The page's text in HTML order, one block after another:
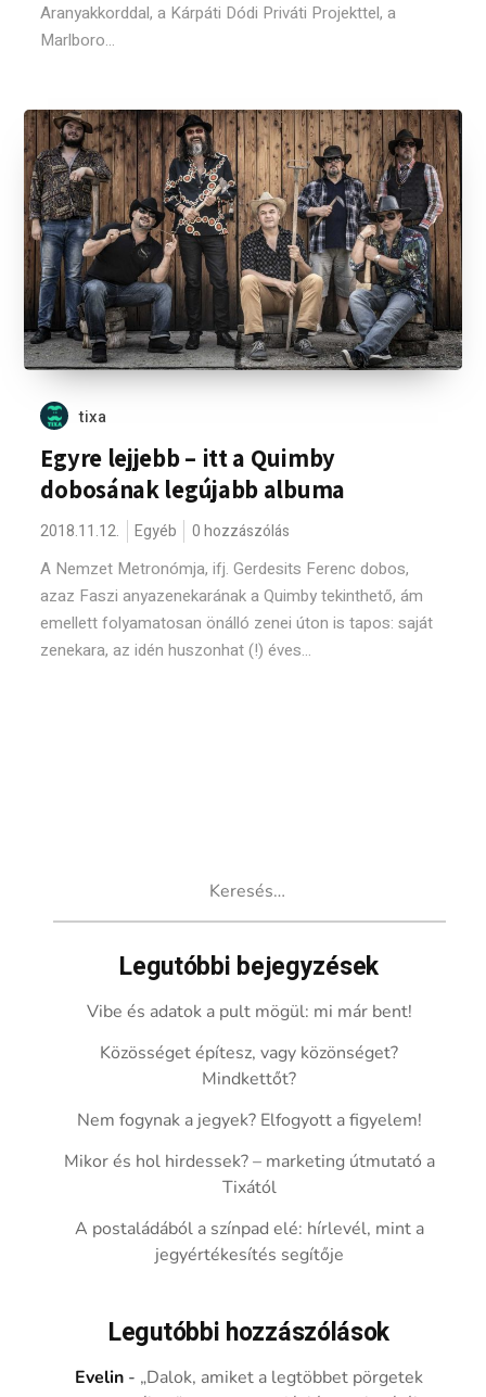
Aranyakkorddal, a Kárpáti Dódi Priváti Projekttel, a
Marlboro...
tixa
Egyre lejjebb – itt a Quimby
dobosának legújabb albuma
2018.11.12. Egyéb 0 hozzászólás
A Nemzet Metronómja, ifj. Gerdesits Ferenc dobos,
azaz Faszi anyazenekarának a Quimby tekinthető, ám
emellett folyamatosan önálló zenei úton is tapos: saját
zenekara, az idén huszonhat (!) éves...
Legutóbbi bejegyzések
Vibe és adatok a pult mögül: mi már bent!
Közösséget építesz, vagy közönséget?
Mindkettőt?
Nem fogynak a jegyek? Elfogyott a figyelem!
Mikor és hol hirdessek? – marketing útmutató a
Tixától
A postaládából a színpad elé: hírlevél, mint a
jegyértékesítés segítője
Legutóbbi hozzászólások
Evelin - „Dalok, amiket a legtöbbet pörgetek